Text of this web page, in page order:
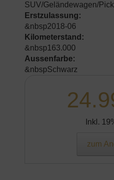
SUV/Geländewagen/
Erstzulassung:
&nbsp2018-06
Kilometerstand:
&nbsp163.000
Aussenfarbe:
&nbspSchwarz
Inkl.
zum